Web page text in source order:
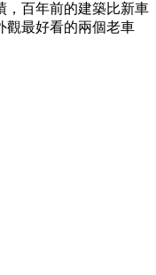
，百年前的建築比新車
觀最好看的兩個老車